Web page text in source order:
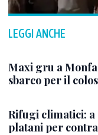
LEGGI ANCHE
Maxi gru a
sbarco per il
Rifugi climatici: a
platani per